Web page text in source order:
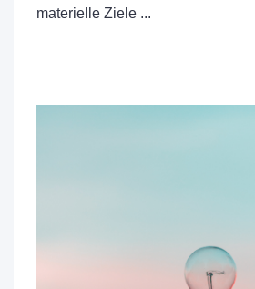
materielle Ziele ...